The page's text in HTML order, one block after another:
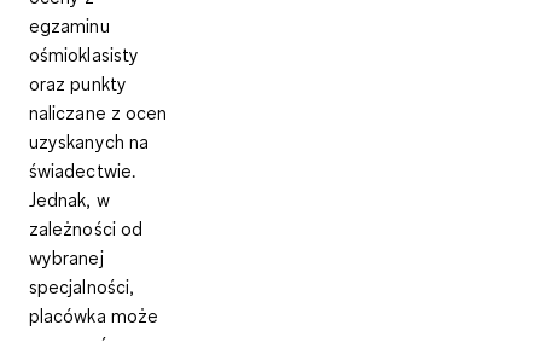
egzaminu
ośmioklasisty
oraz punkty
naliczane z ocen
uzyskanych na
świadectwie.
Jednak, w
zależności od
wybranej
specjalności,
placówka może